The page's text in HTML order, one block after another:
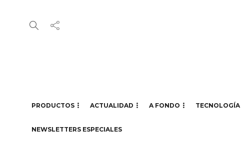
PRODUCTOS ACTUALIDAD A FONDO TECNOLOGÍA
NEWSLETTERS ESPECIALES